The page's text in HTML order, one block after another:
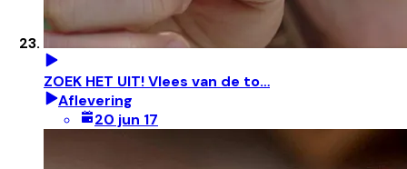
ZOEK HET UIT! Vlees van de to…
Aflevering
20 jun 17